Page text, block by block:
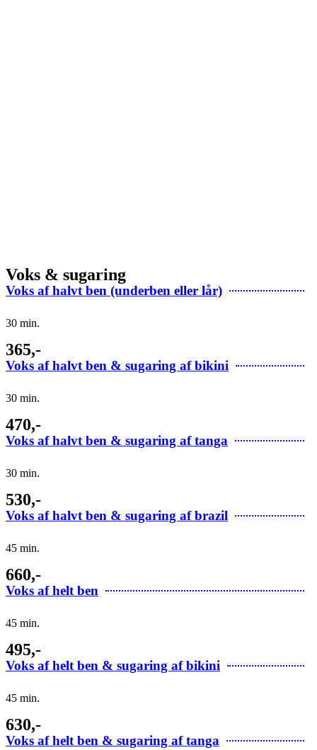
Voks & sugaring
Voks af halvt ben (underben eller lår)
30 min.
365,-
Voks af halvt ben & sugaring af bikini
30 min.
470,-
Voks af halvt ben & sugaring af tanga
30 min.
530,-
Voks af halvt ben & sugaring af brazil
45 min.
660,-
Voks af helt ben
45 min.
495,-
Voks af helt ben & sugaring af bikini
45 min.
630,-
Voks af helt ben & sugaring af tanga